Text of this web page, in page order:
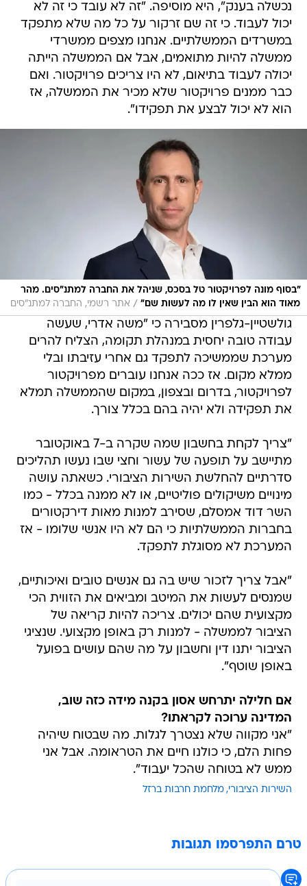
נכשלה בענק", היא מוסיפה. "זה לא עובד כי זה לא
יכול לעבוד. כי זה שם זרקור על כל מה שלא מתפקד
במשרדים הממשלתיים. אנחנו מצפים ממשרדי
ממשלה להיות מתואמים, אבל אם הממשלה הייתה
יכולה לעבוד בתיאום, לא היו צריכים פרויקטור. ואם
כבר ממנים פרויקטור שלא מכיר את הממשלה, אז
הוא לא יכול לבצע את תפקידו".
"בסוף מונה לפרויקטור טל בסכס, שניהל את החברה למתנ"סים. מהר
מאוד הוא הבין שאין לו מה לעשות שם" / אתר רשמי, החברה למתנ"סים
גולשטיין-גלפרין מסבירה כי "משה אדרי, שעשה
עבודה טובה יחסית במנהלת תקומה, הצליח להרים
מערכת שממשיכה לתפקד גם אחרי עזיבתו ובלי
ממלא מקום. אז ככה אנחנו עוברים מפרויקטור
לפרויקטור, בדרום ובצפון, במקום שהממשלה תמלא
את תפקידה ולא יהיה בהם בכלל צורך.
"צריך לקחת בחשבון שמה שקרה ב-7 באוקטובר
מתיישב על תופעה של עשור וחצי שבו נעשו תהליכים
סדרתיים להחלשת השירות הציבורי. כשאתה עושה
מינויים משיקולים פוליטיים, או לא ממנה בכלל - כמו
השר דוד אמסלם, שסירב למנות מאות דירקטורים
בחברות הממשלתיות כי הם לא היו אנשי שלומו - אז
המערכת לא מסוגלת לתפקד.
"אבל צריך לזכור שיש בה גם אנשים טובים ואיכותיים,
שמנסים לעשות את המיטב ומביאים את הזווית הכי
מקצועית שהם יכולים. צריכה להיות קריאה של
הציבור לממשלה - למנות רק באופן מקצועי. שנציגי
הציבור יתנו דין וחשבון על מה שהם עושים בפועל
באופן שוטף".
אם חלילה יתרחש אסון בקנה מידה כזה שוב,
המדינה ערוכה לקראתו?
"אני מקווה שלא נצטרך לגלות. מה שבטוח שיהיה
פחות הלם, כי כולנו חיים את הטראומה. אבל אני
ממש לא בטוחה שהכל יעבוד".
השירות הציבורי מלחמת חרבות ברזל
טרם התפרסמו תגובות